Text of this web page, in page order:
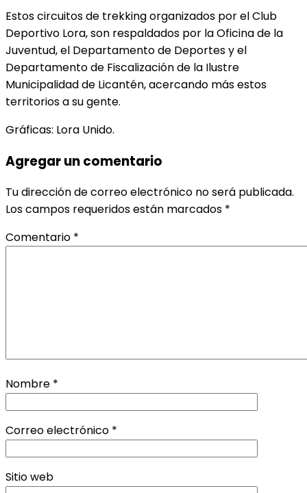
Estos circuitos de trekking organizados por el Club
Deportivo Lora, son respaldados por la Oficina de la
Juventud, el Departamento de Deportes y el
Departamento de Fiscalización de la Ilustre
Municipalidad de Licantén, acercando más estos
territorios a su gente.
Gráficas: Lora Unido.
Agregar un comentario
Tu dirección de correo electrónico no será publicada.
Los campos requeridos están marcados *
Comentario *
Nombre *
Correo electrónico *
Sitio web